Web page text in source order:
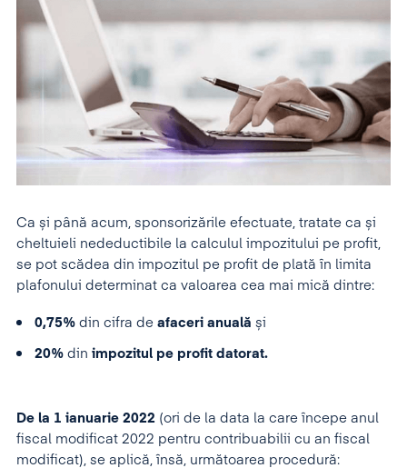
Ca și până acum, sponsorizările efectuate, tratate ca și
cheltuieli nedeductibile la calculul impozitului pe profit,
se pot scădea din impozitul pe profit de plată în limita
plafonului determinat ca valoarea cea mai mică dintre:
0,75% din cifra de afaceri anuală și
20% din impozitul pe profit datorat.
De la 1 ianuarie 2022 (ori de la data la care începe anul
fiscal modificat 2022 pentru contribuabilii cu an fiscal
modificat), se aplică, însă, următoarea procedură: